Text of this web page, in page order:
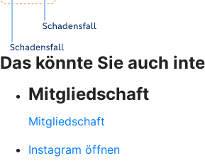
Das könnte Sie auch
Mitgliedschaft
Mitgliedschaft
Instagram öffnen